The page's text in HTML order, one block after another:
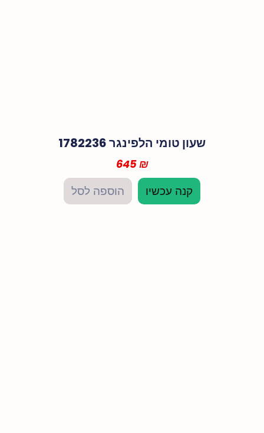
שעון טומי הלפינגר 1782236
645₪
קנה עכשיו הוספה לסל